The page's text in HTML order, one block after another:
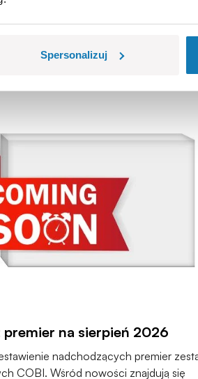
Spersonalizuj
premier na sierpień 2026
nadchodzących premier
COBI. Wśród nowości znajdują się